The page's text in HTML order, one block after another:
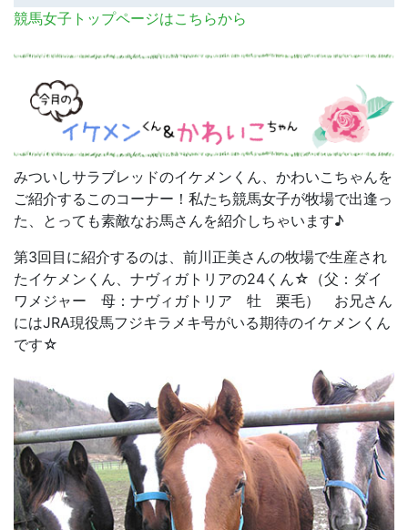
競馬女子トップページはこちらから
みついしサラブレッドのイケメンくん、かわいこちゃんを
ご紹介するこのコーナー！私たち競馬女子が牧場で出逢っ
た、とっても素敵なお馬さんを紹介しちゃいます♪
第3回目に紹介するのは、前川正美さんの牧場で生産され
たイケメンくん、ナヴィガトリアの24くん☆（父：ダイ
ワメジャー 母：ナヴィガトリア 牡 栗毛） お兄さん
にはJRA現役馬フジキラメキ号がいる期待のイケメンくん
です☆